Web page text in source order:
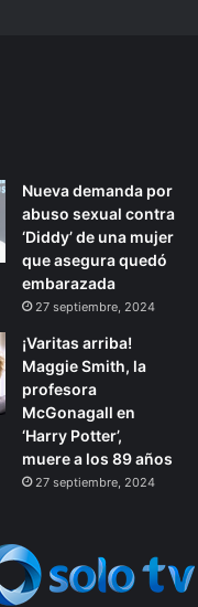
Nueva demanda por
abuso sexual contra
‘Diddy’ de una mujer
que asegura quedó
embarazada
27 septiembre, 2024
¡Varitas arriba!
Maggie Smith, la
profesora
McGonagall en
‘Harry Potter’,
muere a los 89 años
27 septiembre, 2024